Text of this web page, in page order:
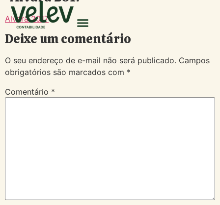
Alvará 2017
Deixe um comentário
O seu endereço de e-mail não será publicado. Campos
obrigatórios são marcados com *
Comentário *